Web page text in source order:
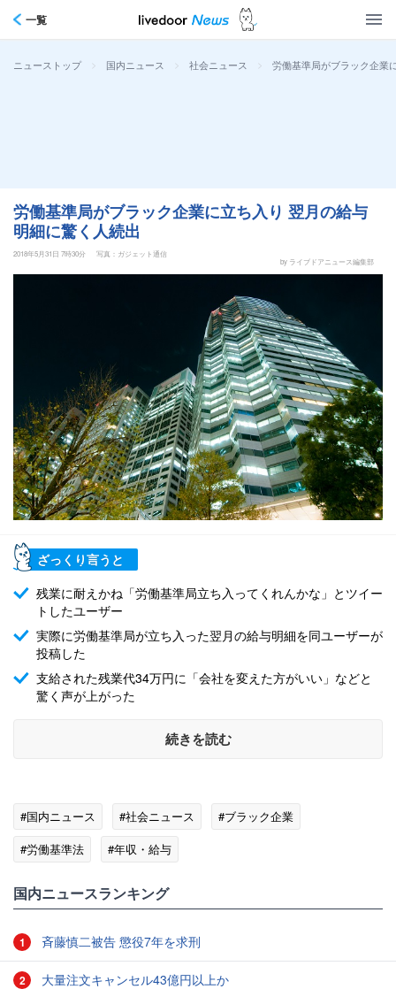
一覧
ニューストップ > 国内ニュース > 社会ニュース > 労働基準局がブラック企業
労働基準局がブラック企業に立ち入り 翌月の給与
明細に驚く人続出
2018年5月31日 7時30分
写真：ガジェット通信
by ライブドアニュース編集部
ざっくり言うと
残業に耐えかね「労働基準局立ち入ってくれんかな」とツイー
トしたユーザー
実際に労働基準局が立ち入った翌月の給与明細を同ユーザーが
投稿した
支給された残業代34万円に「会社を変えた方がいい」などと
驚く声が上がった
続きを読む
#国内ニュース #社会ニュース
#ブラック企業
#労働基準法
#年収・給与
国内ニュースランキング
1 斉藤慎二被告 懲役7年を求刑
2 大量注文キャンセル43億円以上か